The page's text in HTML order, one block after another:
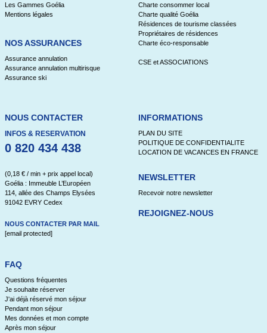
Les Gammes Goélia
Mentions légales
NOS ASSURANCES
Assurance annulation
Assurance annulation multirisque
Assurance ski
Charte consommer local
Charte qualité Goélia
Résidences de tourisme classées
Propriétaires de résidences
Charte éco-responsable
CSE et ASSOCIATIONS
NOUS CONTACTER
INFOS & RESERVATION
0 820 434 438
(0,18 € / min + prix appel local)
Goélia : Immeuble L’Européen
114, allée des Champs Elysées
91042 EVRY Cedex
NOUS CONTACTER PAR MAIL
[email protected]
INFORMATIONS
PLAN DU SITE
POLITIQUE DE CONFIDENTIALITE
LOCATION DE VACANCES EN FRANCE
NEWSLETTER
Recevoir notre newsletter
REJOIGNEZ-NOUS
FAQ
Questions fréquentes
Je souhaite réserver
J'ai déjà réservé mon séjour
Pendant mon séjour
Mes données et mon compte
Après mon séjour